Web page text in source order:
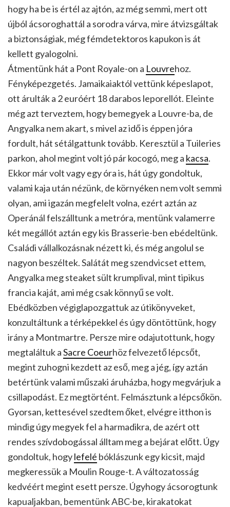
hogy ha be is értél az ajtón, az még semmi, mert ott
újból ácsoroghattál a sorodra várva, mire átvizsgáltak
a biztonságiak, még fémdetektoros kapukon is át
kellett gyalogolni.
Átmentünk hát a Pont Royale-on a Louvrehoz.
Fényképezgetés. Jamaikaiaktól vettünk képeslapot,
ott árulták a 2 euróért 18 darabos leporellót. Eleinte
még azt terveztem, hogy bemegyek a Louvre-ba, de
Angyalka nem akart, s mivel az idő is éppen jóra
fordult, hát sétálgattunk tovább. Keresztül a Tuileries
parkon, ahol megint volt jó pár kocogó, meg a kacsa.
Ekkor már volt vagy egy óra is, hát úgy gondoltuk,
valami kaja után nézünk, de környéken nem volt semmi
olyan, ami igazán megfelelt volna, ezért aztán az
Operánál felszálltunk a metróra, mentünk valamerre
két megállót aztán egy kis Brasserie-ben ebédeltünk.
Családi vállalkozásnak nézett ki, és még angolul se
nagyon beszéltek. Salátát meg szendvicset ettem,
Angyalka meg steaket sült krumplival, mint tipikus
francia kaját, ami még csak könnyű se volt.
Ebédközben végiglapozgattuk az útikönyveket,
konzultáltunk a térképekkel és úgy döntöttünk, hogy
irány a Montmartre. Persze mire odajutottunk, hogy
megtaláltuk aSacre Coeurhöz felvezető lépcsőt,
megint zuhogni kezdett az eső, meg a jég, így aztán
betértünk valami műszaki áruházba, hogy megvárjuk a
csillapodást. Ez megtörtént. Felmásztunk a lépcsőkön.
Gyorsan, kettesével szedtem őket, elvégre itthon is
mindig úgy megyek fel a harmadikra, de azért ott
rendes szívdobogással álltam meg a bejárat előtt. Úgy
gondoltuk, hogylefelé bóklászunk egy kicsit, majd
megkeressük a Moulin Rouge-t. A változatosság
kedvéért megint esett persze. Úgyhogy ácsorogtunk
kapualjakban, bementünk ABC-be, kirakatokat